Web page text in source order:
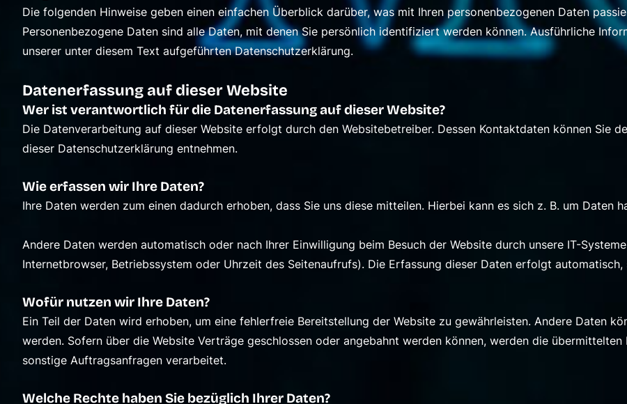
Die folgenden Hinweise geben einen einfachen Überblick darüber, was mit Ihren personenbezogenen Daten
Personenbezogene Daten sind alle Daten, mit denen Sie persönlich identifiziert werden können. Ausführliche
unserer unter diesem Text aufgeführten Datenschutzerklärung.
Datenerfassung auf dieser Website
Wer ist verantwortlich für die Datenerfassung auf dieser Website?
Die Datenverarbeitung auf dieser Website erfolgt durch den Websitebetreiber. Dessen Kontaktdaten können Sie
dieser Datenschutzerklärung entnehmen.
Wie erfassen wir Ihre Daten?
Ihre Daten werden zum einen dadurch erhoben, dass Sie uns diese mitteilen. Hierbei kann es sich z. B. um Daten
Andere Daten werden automatisch oder nach Ihrer Einwilligung beim Besuch der Website durch unsere IT-
Internetbrowser, Betriebssystem oder Uhrzeit des Seitenaufrufs). Die Erfassung dieser Daten erfolgt
Wofür nutzen wir Ihre Daten?
Ein Teil der Daten wird erhoben, um eine fehlerfreie Bereitstellung der Website zu gewährleisten. Andere Daten
werden. Sofern über die Website Verträge geschlossen oder angebahnt werden können, werden die
sonstige Auftragsanfragen verarbeitet.
Welche Rechte haben Sie bezüglich Ihrer Daten?